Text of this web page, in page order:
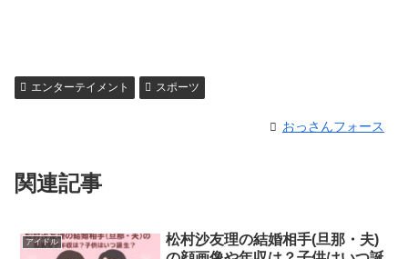
エンターテイメント スポーツ
おっさんフォース
関連記事
アイドル
松村沙友理の結婚相手(旦那・夫)